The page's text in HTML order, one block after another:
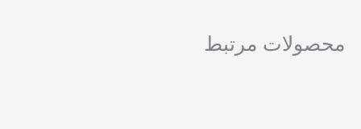
محصولات مرتبط